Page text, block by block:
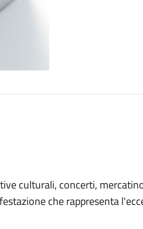
culturali, concerti,
che rappresenta